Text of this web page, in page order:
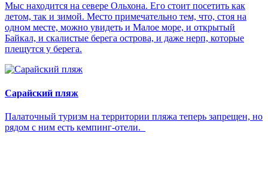
Мыс находится на севере Ольхона. Его стоит посетить как
летом, так и зимой. Место примечательно тем, что, стоя на
одном месте, можно увидеть и Малое море, и открытый
Байкал, и скалистые берега острова, и даже нерп, которые
плещутся у берега.
Сарайский пляж
Палаточный туризм на территории пляжа теперь запрещен, но
рядом с ним есть кемпинг-отели.